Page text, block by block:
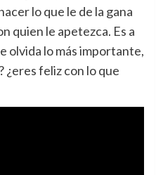
lo que le de la gana
quien le apetezca. Es a
olvida lo más importante,
¿eres feliz con lo que